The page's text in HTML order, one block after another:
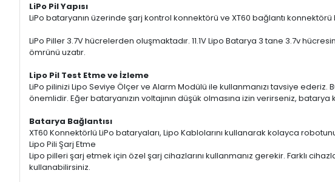
LiPo Pil Yapısı
LiPo bataryanın üzerinde şarj kontrol konnektörü ve XT60 bağlantı konnektörü
LiPo Piller 3.7V hücrelerden oluşmaktadır. 11.1V Lipo Batarya 3 tane 3.7v
ömrünü uzatır.
Lipo Pil Test Etme ve İzleme
LiPo pilinizi Lipo Seviye Ölçer ve Alarm Modülü ile kullanmanızı tavsiye
önemlidir. Eğer bataryanızın voltajının düşük olmasına izin verirseniz,
Batarya Bağlantısı
XT60 Konnektörlü LiPo bataryaları, Lipo Kablolarını kullanarak kolayca
Lipo Pili Şarj Etme
Lipo pilleri şarj etmek için özel şarj cihazlarını kullanmanız gerekir. Farklı
kullanabilirsiniz.